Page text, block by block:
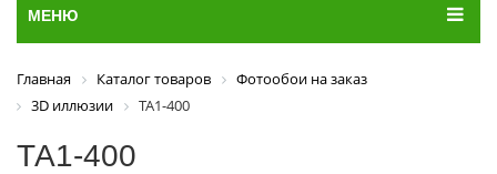
МЕНЮ
Главная Каталог товаров
Фотообои на заказ
3D иллюзии
ТА1-400
ТА1-400